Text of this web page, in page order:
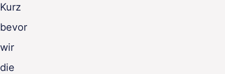
Kurz
bevor
wir
die